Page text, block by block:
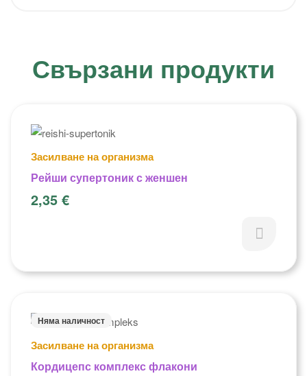
Свързани продукти
Засилване на организма
Рейши супертоник с женшен
2,35 €
Няма наличност
Засилване на организма
Кордицепс комплекс флакони